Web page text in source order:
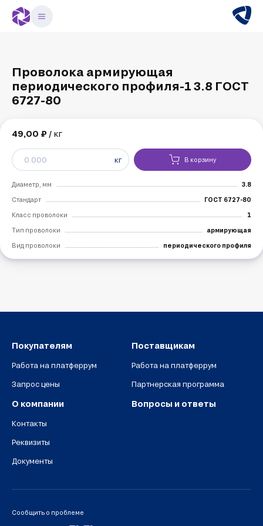
Проволока армирующая
периодического профиля-1 3.8 ГОСТ
6727-80
49,00 ₽ / кг
кг В корзину
Диаметр, мм 3.8
Стандарт ГОСТ 6727-80
Класс проволоки 1
Тип проволоки армирующая
Вид проволоки периодического профиля
Покупателям
Работа на платферрум
Запрос цены
Поставщикам
Работа на платферрум
Партнерская программа
О компании
Контакты
Реквизиты
Документы
Вопросы и ответы
Сообщить о проблеме